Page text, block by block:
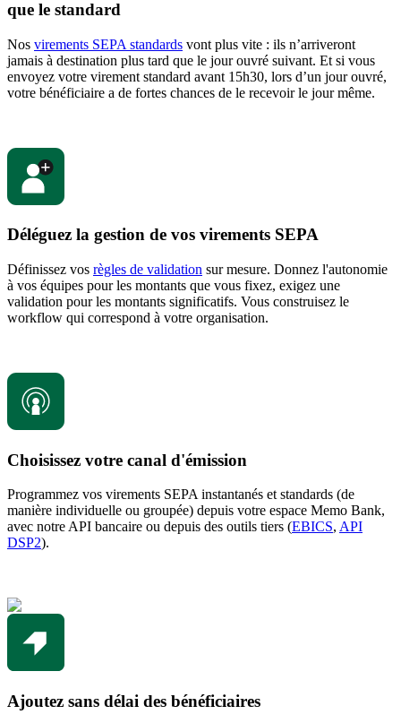
que le standard
Nos virements SEPA standards vont plus vite : ils n’arriveront
jamais à destination plus tard que le jour ouvré suivant. Et si vous
envoyez votre virement standard avant 15h30, lors d’un jour ouvré,
votre bénéficiaire a de fortes chances de le recevoir le jour même.
Déléguez la gestion de vos virements SEPA
Définissez vos règles de validation sur mesure. Donnez l'autonomie
à vos équipes pour les montants que vous fixez, exigez une
validation pour les montants significatifs. Vous construisez le
workflow qui correspond à votre organisation.
Choisissez votre canal d'émission
Programmez vos virements SEPA instantanés et standards (de
manière individuelle ou groupée) depuis votre espace Memo Bank,
avec notre API bancaire ou depuis des outils tiers (EBICS, API
DSP2).
Ajoutez sans délai des bénéficiaires